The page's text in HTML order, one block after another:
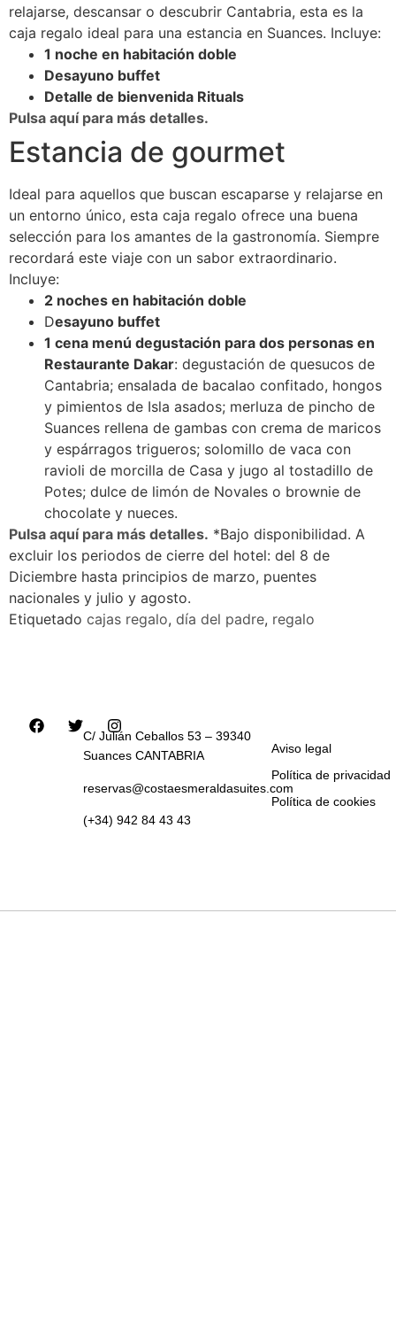
relajarse, descansar o descubrir Cantabria, esta es la
caja regalo ideal para una estancia en Suances. Incluye:
1 noche en habitación doble
Desayuno buffet
Detalle de bienvenida Rituals
Pulsa aquí para más detalles.
Estancia de gourmet
Ideal para aquellos que buscan escaparse y relajarse en
un entorno único, esta caja regalo ofrece una buena
selección para los amantes de la gastronomía. Siempre
recordará este viaje con un sabor extraordinario.
Incluye:
2 noches en habitación doble
Desayuno buffet
1 cena menú degustación para dos personas en
Restaurante Dakar: degustación de quesucos de
Cantabria; ensalada de bacalao confitado, hongos
y pimientos de Isla asados; merluza de pincho de
Suances rellena de gambas con crema de maricos
y espárragos trigueros; solomillo de vaca con
ravioli de morcilla de Casa y jugo al tostadillo de
Potes; dulce de limón de Novales o brownie de
chocolate y nueces.
Pulsa aquí para más detalles. *Bajo disponibilidad. A
excluir los periodos de cierre del hotel: del 8 de
Diciembre hasta principios de marzo, puentes
nacionales y julio y agosto.
Etiquetado cajas regalo, día del padre, regalo
C/ Julián Ceballos 53 – 39340
Suances CANTABRIA
reservas@costaesmeraldasuites.com
(+34) 942 84 43 43
Aviso legal
Política de privacidad
Política de cookies